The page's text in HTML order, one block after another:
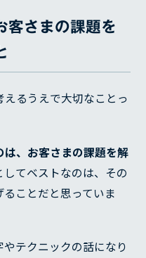
客さまの課題を
えるうえで大切なことっ
は、お客さまの課題を解
してベストなのは、その
ことだと思っていま
テクニックの話になり